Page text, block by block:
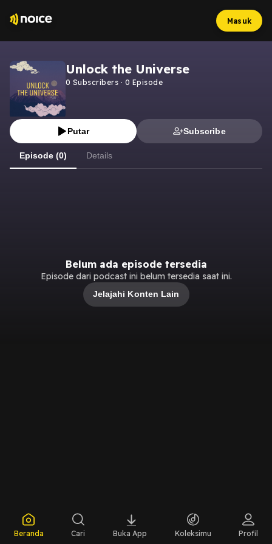
Masuk
Unlock the Universe
0 Subscribers · 0 Episode
Putar Subscribe
Episode (0) Details
Belum ada episode tersedia
Episode dari podcast ini belum tersedia saat ini.
Jelajahi Konten Lain
Beranda Cari Buka App Koleksimu Profil